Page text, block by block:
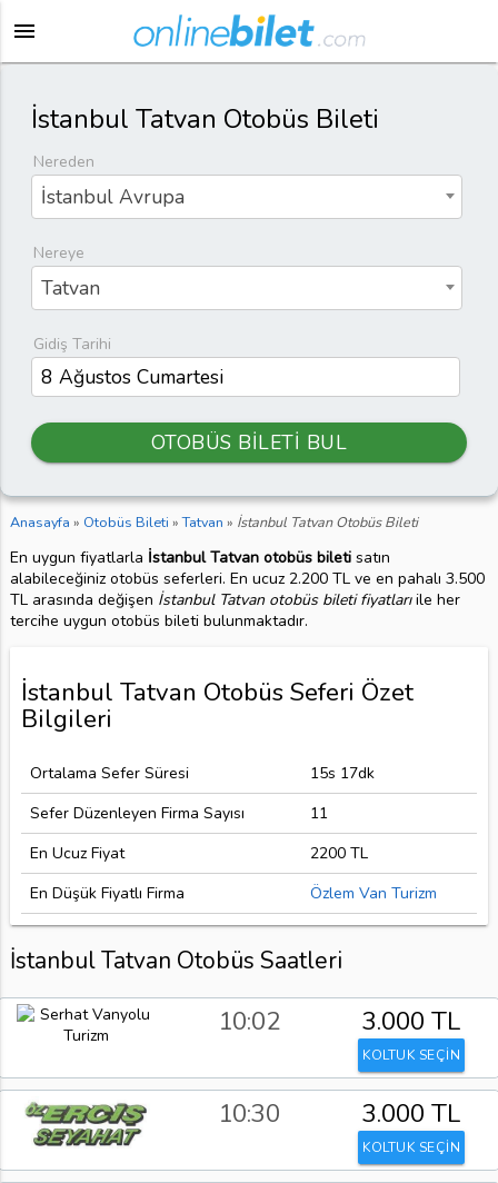
menu
İstanbul Tatvan Otobüs Bileti
Nereden
İstanbul Avrupa
Nereye
Tatvan
Gidiş Tarihi
OTOBÜS BİLETİ BUL
Anasayfa » Otobüs Bileti » Tatvan » İstanbul Tatvan Otobüs Bileti
En uygun fiyatlarla İstanbul Tatvan otobüs biletisatın
alabileceğiniz otobüs seferleri. En ucuz 2.200 TL ve en pahalı 3.500
TL arasında değişen İstanbul Tatvan otobüs bileti fiyatlarıile her
tercihe uygun otobüs bileti bulunmaktadır.
İstanbul Tatvan Otobüs Seferi Özet
Bilgileri
Ortalama Sefer Süresi
15s 17dk
Sefer Düzenleyen Firma Sayısı
11
En Ucuz Fiyat
2200 TL
En Düşük Fiyatlı Firma
Özlem Van Turizm
İstanbul Tatvan Otobüs Saatleri
10:02 3.000 TL
KOLTUK SEÇİN
10:30 3.000 TL
KOLTUK SEÇİN